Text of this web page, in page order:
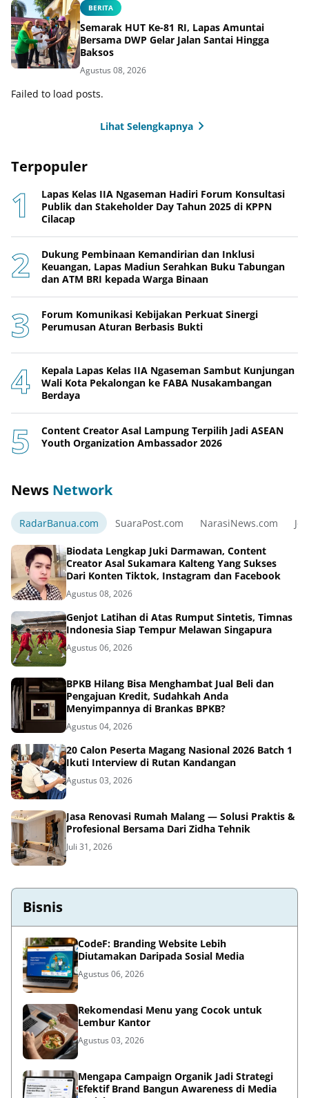
BERITA
Semarak HUT Ke-81 RI, Lapas Amuntai
Bersama DWP Gelar Jalan Santai Hingga
Baksos
Agustus 08, 2026
Failed to load posts.
Lihat Selengkapnya
Terpopuler
Lapas Kelas IIA Ngaseman Hadiri Forum Konsultasi
Publik dan Stakeholder Day Tahun 2025 di KPPN
Cilacap
Dukung Pembinaan Kemandirian dan Inklusi
Keuangan, Lapas Madiun Serahkan Buku Tabungan
dan ATM BRI kepada Warga Binaan
Forum Komunikasi Kebijakan Perkuat Sinergi
Perumusan Aturan Berbasis Bukti
Kepala Lapas Kelas IIA Ngaseman Sambut Kunjungan
Wali Kota Pekalongan ke FABA Nusakambangan
Berdaya
Content Creator Asal Lampung Terpilih Jadi ASEAN
Youth Organization Ambassador 2026
News Network
RadarBanua.com SuaraPost.com NarasiNews.com
Biodata Lengkap Juki Darmawan, Content
Creator Asal Sukamara Kalteng Yang Sukses
Dari Konten Tiktok, Instagram dan Facebook
Agustus 08, 2026
Genjot Latihan di Atas Rumput Sintetis, Timnas
Indonesia Siap Tempur Melawan Singapura
Agustus 06, 2026
BPKB Hilang Bisa Menghambat Jual Beli dan
Pengajuan Kredit, Sudahkah Anda
Menyimpannya di Brankas BPKB?
Agustus 04, 2026
20 Calon Peserta Magang Nasional 2026 Batch 1
Ikuti Interview di Rutan Kandangan
Agustus 03, 2026
Jasa Renovasi Rumah Malang — Solusi Praktis &
Profesional Bersama Dari Zidha Tehnik
Juli 31, 2026
Bisnis
CodeF: Branding Website Lebih
Diutamakan Daripada Sosial Media
Agustus 06, 2026
Rekomendasi Menu yang Cocok untuk
Lembur Kantor
Agustus 03, 2026
Mengapa Campaign Organik Jadi Strategi
Efektif Brand Bangun Awareness di Media